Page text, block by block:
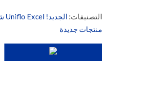
التصنيفات: الجديد! Uniflo Excel شطاف
منتجات جديدة